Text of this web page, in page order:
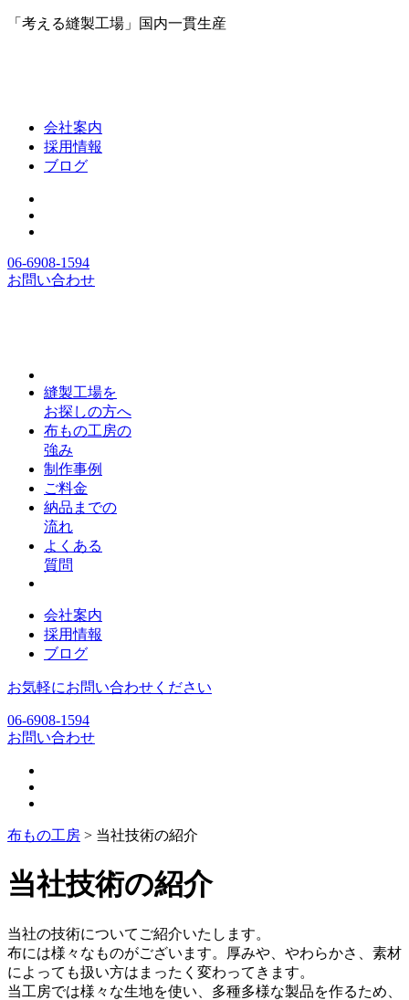
「考える縫製工場」国内一貫生産
会社案内
採用情報
ブログ
06-6908-1594
お問い合わせ
縫製工場を
お探しの方へ
布もの工房の
強み
制作事例
ご料金
納品までの
流れ
よくある
質問
会社案内
採用情報
ブログ
お気軽にお問い合わせください
06-6908-1594
お問い合わせ
布もの工房 > 当社技術の紹介
当社技術の紹介
当社の技術についてご紹介いたします。
布には様々なものがございます。厚みや、やわらかさ、素材
によっても扱い方はまったく変わってきます。
当工房では様々な生地を使い、多種多様な製品を作るため、